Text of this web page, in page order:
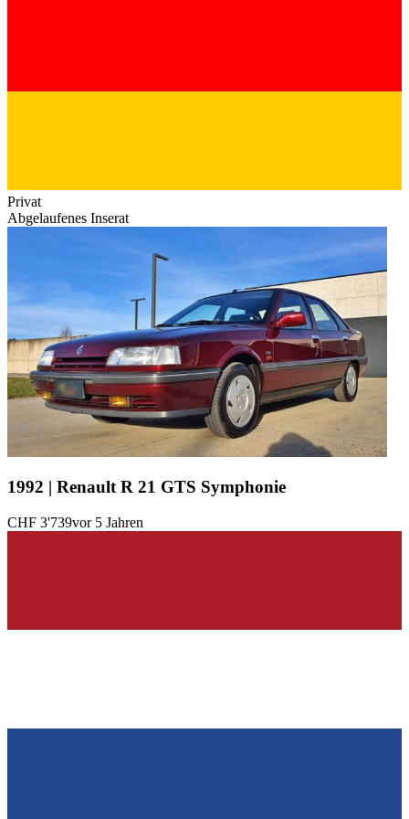
Privat
Abgelaufenes Inserat
1992 | Renault R 21 GTS Symphonie
CHF 3'739vor 5 Jahren